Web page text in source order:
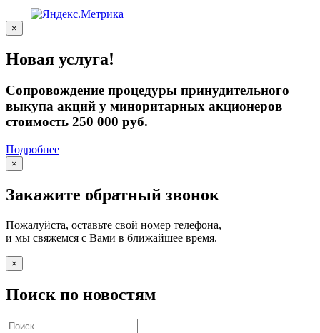
×
Новая услуга!
Сопровождение процедуры принудительного
выкупа акций у миноритарных акционеров
стоимость 250 000 руб.
Подробнее
×
Закажите обратный звонок
Пожалуйста, оставьте свой номер телефона,
и мы свяжемся с Вами в ближайшее время.
×
Поиск по новостям